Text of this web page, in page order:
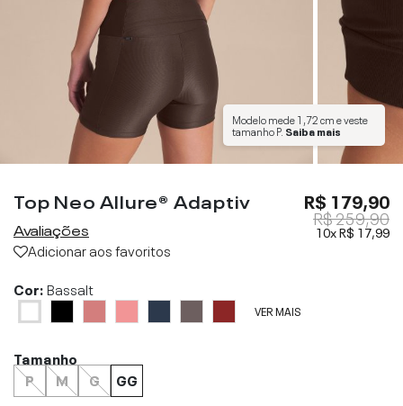
Modelo mede1,72 cme veste
tamanhoP. Saiba mais
Top Neo Allure® Adaptiv
Avaliações
Adicionar aos favoritos
R$ 179,90
R$ 259,90
10xR$ 17,99
Cor:Bassalt
VER MAIS
Tamanho
P
M G GG